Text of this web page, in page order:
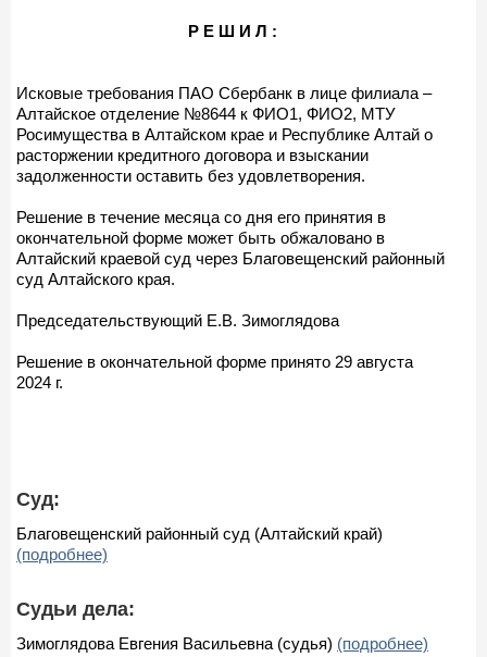
Р Е Ш И Л :
Исковые требования ПАО Сбербанк в лице филиала –
Алтайское отделение №8644 к ФИО1, ФИО2, МТУ
Росимущества в Алтайском крае и Республике Алтай о
расторжении кредитного договора и взыскании
задолженности оставить без удовлетворения.
Решение в течение месяца со дня его принятия в
окончательной форме может быть обжаловано в
Алтайский краевой суд через Благовещенский районный
суд Алтайского края.
Председательствующий Е.В. Зимоглядова
Решение в окончательной форме принято 29 августа
2024 г.
Суд:
Благовещенский районный суд (Алтайский край)
(подробнее)
Судьи дела:
Зимоглядова Евгения Васильевна (судья) (подробнее)